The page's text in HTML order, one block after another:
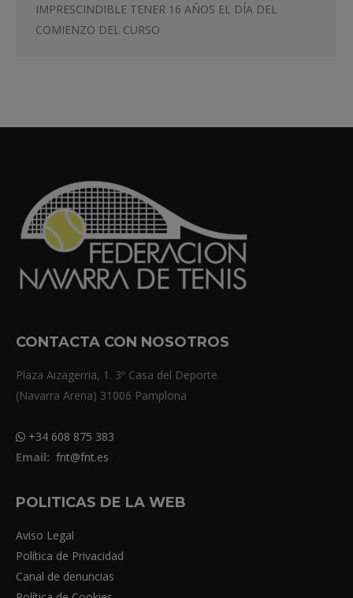
IMPRESCINDIBLE TENER 16 AÑOS EL DÍA DEL
COMIENZO DEL CURSO
CONTACTA CON NOSOTROS
Plaza Aizagerria, 1. 3º Casa del Deporte
(Navarra Arena) 31006 Pamplona
+34 608 875 383
Email: fnt@fnt.es
POLITICAS DE LA WEB
Aviso Legal
Política de Privacidad
Canal de denuncias